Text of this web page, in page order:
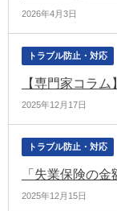
2026年4月3日
トラブル防止・対応
2025年12月17日
トラブル防止・対応
2025年12月15日